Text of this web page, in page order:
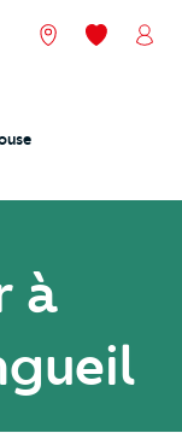
Nos agences
Mes
à